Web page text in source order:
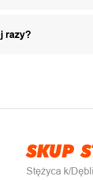
razy?
SKUP
Stężyca k/